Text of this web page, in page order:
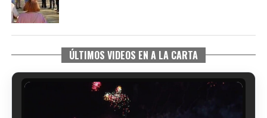
ÚLTIMOS VIDEOS EN A LA CARTA